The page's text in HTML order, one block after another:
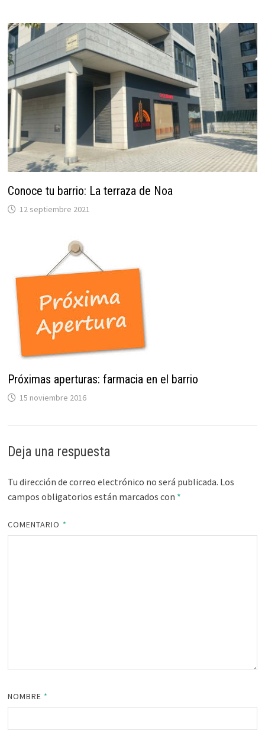
Conoce tu barrio: La terraza de Noa
12 septiembre 2021
Próximas aperturas: farmacia en el barrio
15 noviembre 2016
Deja una respuesta
Tu dirección de correo electrónico no será publicada. Los
campos obligatorios están marcados con *
COMENTARIO *
NOMBRE *